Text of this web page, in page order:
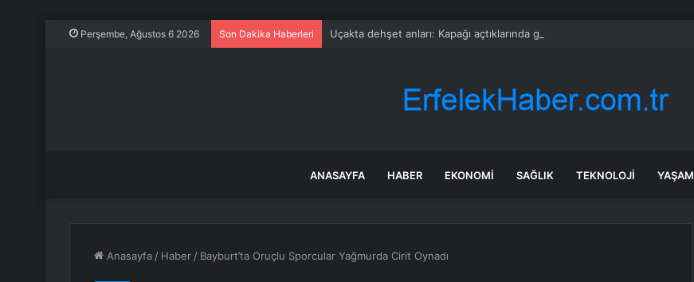
Perşembe, Ağustos 6 2026 Son Dakika Haberleri Uçakta dehşet anları: Kapağı açtıklarında gördüklerine inanamadılar
ANASAYFA HABER EKONOMI SAĞLIK TEKNOLOJI YAŞAM
Anasayfa / Haber / Bayburt’ta Oruçlu Sporcular Yağmurda Cirit Oynadı